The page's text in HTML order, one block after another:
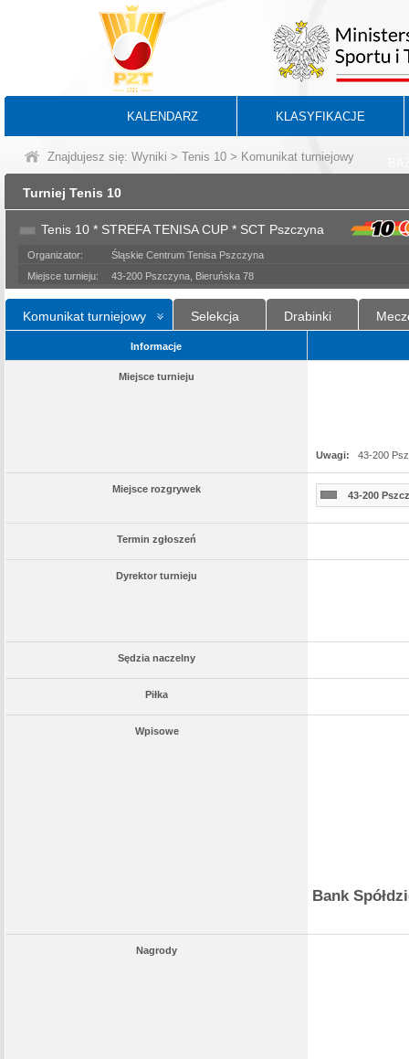
KALENDARZ KLASYFIKACJE
Znajdujesz się: Wyniki > Tenis 10 > Komunikat turniejowy
Turniej Tenis 10
Tenis 10 * STREFA TENISA CUP * SCT Pszczyna
Organizator:
Śląskie Centrum Tenisa Pszczyna
Miejsce turnieju:
43-200 Pszczyna, Bieruńska 78
Komunikat turniejowy Selekcja Drabinki
Informacje
Miejsce turnieju
Uwagi: 43-200
Miejsce rozgrywek
43-200
Termin zgłoszeń
Dyrektor turnieju
Sędzia naczelny
Piłka
Wpisowe
Bank
Nagrody